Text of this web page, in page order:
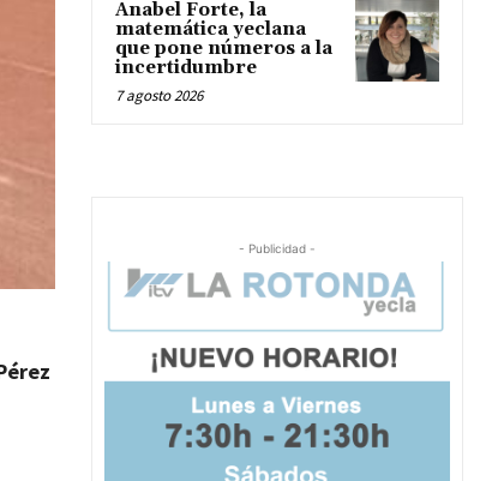
Anabel Forte, la
matemática yeclana
que pone números a la
incertidumbre
7 agosto 2026
- Publicidad -